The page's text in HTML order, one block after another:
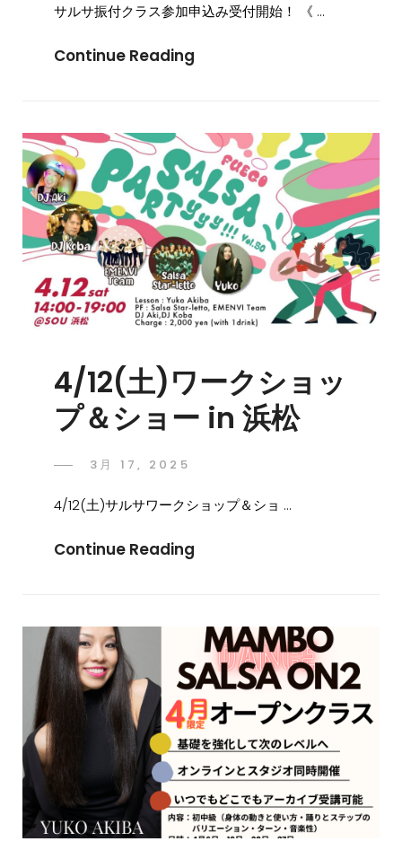
サルサ振付クラス参加申込み受付開始！ 《 …
Continue Reading
4/12(土)ワークショッ
プ＆ショー in 浜松
3月 17, 2025
4/12(土)サルサワークショップ＆ショ …
Continue Reading